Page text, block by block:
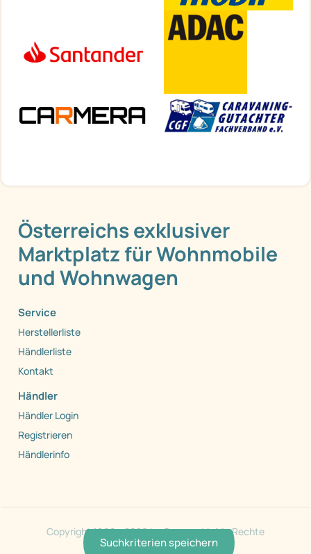
Suchkriterien speichern
Österreichs exklusiver
Marktplatz für Wohnmobile
und Wohnwagen
Service
Herstellerliste
Händlerliste
Kontakt
Händler
Händler Login
Registrieren
Händlerinfo
Copyright 1999 - 2026 by Caraworld. Alle Rechte
vorbehalten.